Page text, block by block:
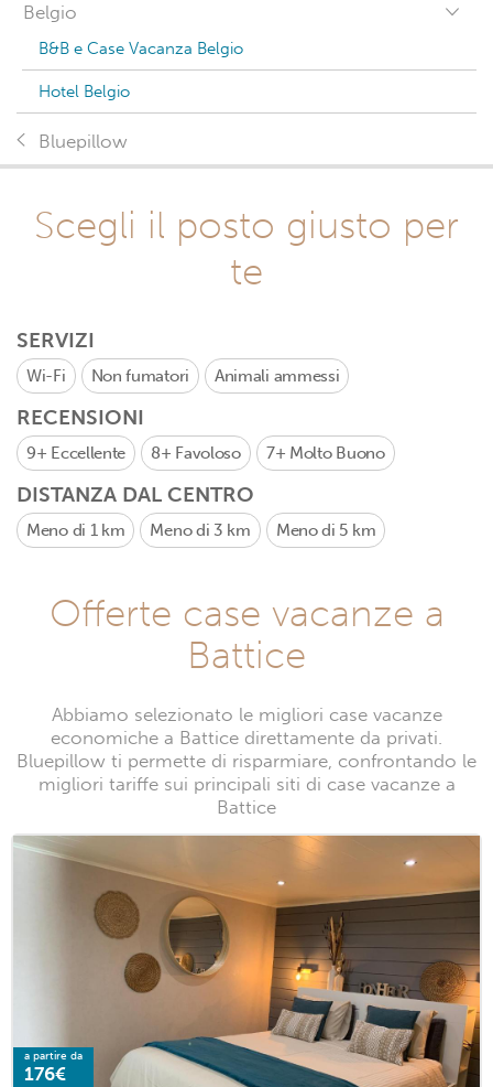
Belgio
B&B e Case Vacanza Belgio
Hotel Belgio
Bluepillow
Scegli il posto giusto per
te
SERVIZI
Wi-Fi Non fumatori Animali ammessi
RECENSIONI
9+ Eccellente 8+ Favoloso 7+ Molto Buono
DISTANZA DAL CENTRO
Meno di 1 km Meno di 3 km Meno di 5 km
Offerte case vacanze a
Battice
Abbiamo selezionato le migliori case vacanze
economiche a Battice direttamente da privati.
Bluepillow ti permette di risparmiare, confrontando le
migliori tariffe sui principali siti di case vacanze a
Battice
a partire da
176€